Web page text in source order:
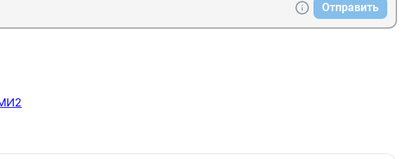
Отправить